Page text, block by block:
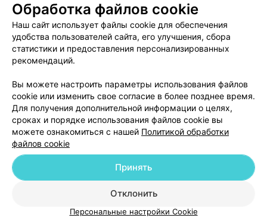
Пользовательское соглашение
Способы оплаты
Вакансии
Партнеры
Написать руководителю 103.by
Обработка персональных данных
© 2026 ООО «Артокс Лаб», УНП 191700409
| 220012, Республика Беларусь,
Служба поддержки +375 291212755
Обработка файлов cookie
Наш сайт использует файлы cookie для обеспечения
удобства пользователей сайта, его улучшения, сбора
статистики и предоставления персонализированных
рекомендаций.
Вы можете настроить параметры использования файлов
cookie или изменить свое согласие в более позднее время.
Для получения дополнительной информации о целях,
сроках и порядке использования файлов cookie вы
можете ознакомиться с нашей Политикой обработки
файлов cookie
Отклонить
Принять
Персональные настройки Cookie